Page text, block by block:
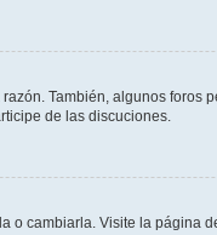
También, algunos
de las discuciones.
o cambiarla. Visite la página